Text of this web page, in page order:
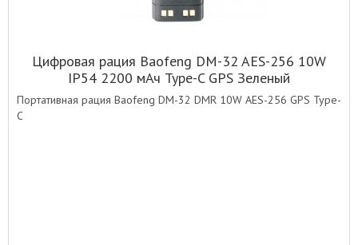
Цифровая рация Baofeng DM-32 AES-256 10W
IP54 2200 мАч Type-C GPS Зеленый
Портативная рация Baofeng DM-32 DMR 10W AES-256 GPS Type-
C